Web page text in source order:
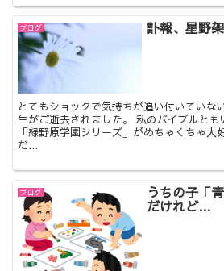
ブログ 訃報、星野
とてもショックで気持ちが追い付いてい
生がご逝去されました。 私のバイブルとも
「緑野原学園シリーズ」がめちゃくちゃ大
だ...
ブログ うちの子「
だけれど…